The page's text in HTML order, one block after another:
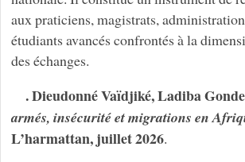
aux praticiens, magistrats,
étudiants avancés confrontés à la
des échanges.
. Dieudonné Vaïdjiké, Ladiba
armés, insécurité et migrations en
L’harmattan, juillet 2026.